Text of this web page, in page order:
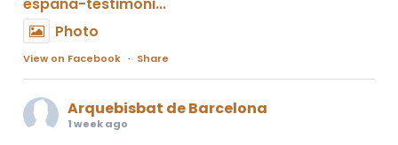
espana-testimoni...
Photo
View on Facebook · Share
Arquebisbat de Barcelona
1 week ago